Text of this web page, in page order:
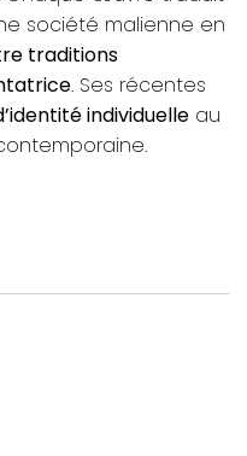
société malienne en
traditions
. Ses récentes
individuelle au